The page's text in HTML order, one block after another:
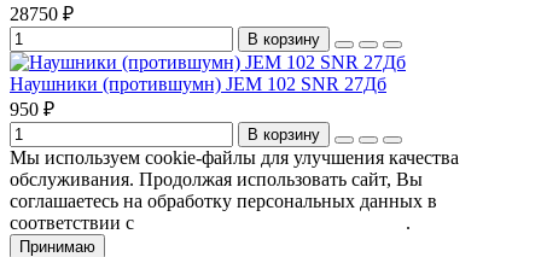
28750 ₽
В корзину
Наушники (протившумн) JEM 102 SNR 27Дб
950 ₽
В корзину
Мы используем cookie-файлы для улучшения качества
обслуживания. Продолжая использовать сайт, Вы
соглашаетесь на обработку персональных данных в
соответствии с
.
Принимаю